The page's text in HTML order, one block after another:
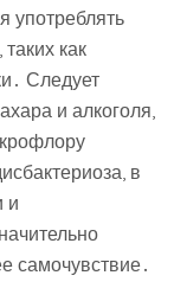
употреблять
как
Следует
и алкоголя,
в
и
самочувствие․